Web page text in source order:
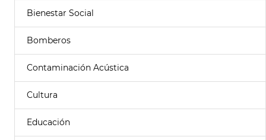
Bienestar Social
Bomberos
Contaminación Acústica
Cultura
Educación